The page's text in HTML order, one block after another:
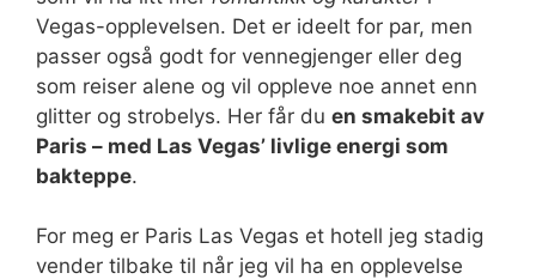
Vegas-opplevelsen. Det er ideelt for par, men
passer også godt for vennegjenger eller deg
som reiser alene og vil oppleve noe annet enn
glitter og strobelys. Her får du en smakebit av
Paris – med Las Vegas’ livlige energi som
bakteppe.
For meg er Paris Las Vegas et hotell jeg stadig
vender tilbake til når jeg vil ha en opplevelse